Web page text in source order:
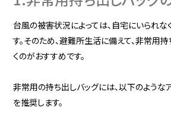
台風の被害状況によっては、自宅にいられ
す。そのため、避難所生活に備えて、非常用
くのがおすすめです。
非常用の持ち出しバッグには、以下のような
を推奨します。